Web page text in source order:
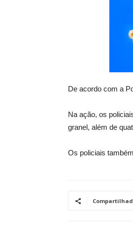
De acordo com a
Na ação, os
granel, além de
Os policiais